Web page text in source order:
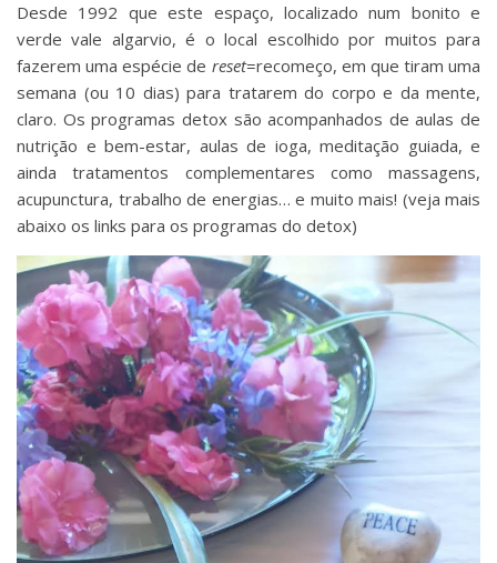
Desde 1992 que este espaço, localizado num bonito e
verde vale algarvio, é o local escolhido por muitos para
fazerem uma espécie de reset=recomeço, em que tiram uma
semana (ou 10 dias) para tratarem do corpo e da mente,
claro. Os programas detox são acompanhados de aulas de
nutrição e bem-estar, aulas de ioga, meditação guiada, e
ainda tratamentos complementares como massagens,
acupunctura, trabalho de energias… e muito mais! (veja mais
abaixo os links para os programas do detox)